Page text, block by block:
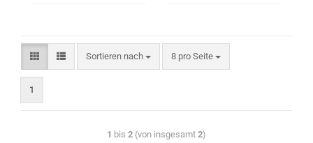
Sortieren nach 8 pro Seite
1
1 bis 2 (von insgesamt 2)